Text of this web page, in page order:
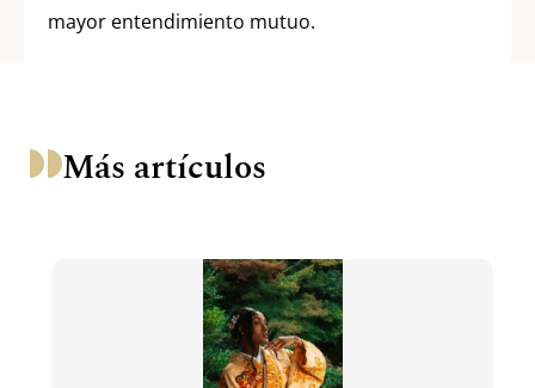
mayor entendimiento mutuo.
Más artículos